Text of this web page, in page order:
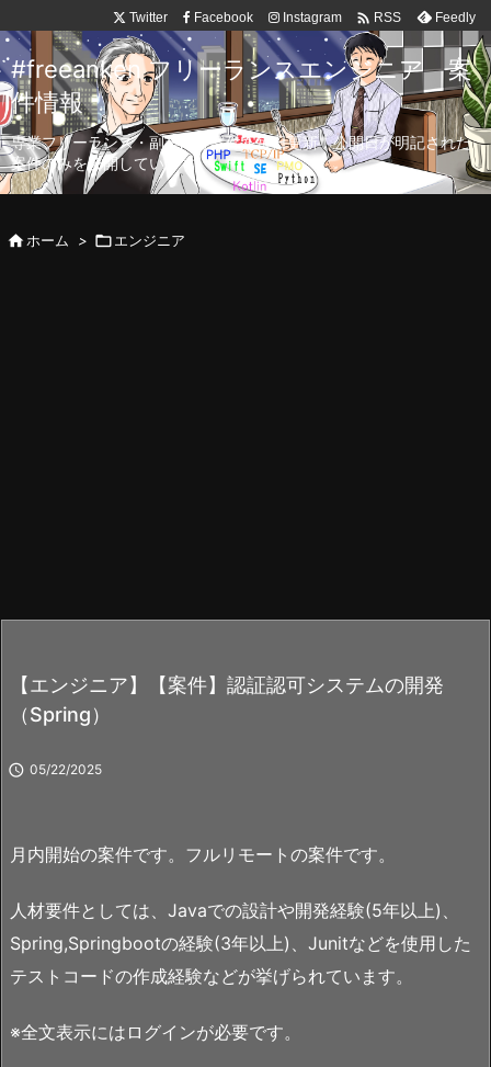
Twitter Facebook Instagram  RSS Feedly
#freeanken フリーランスエンジニア 案
件情報
専業フリーランス・副業向け案件を毎日更新！公開日が明記された
案件のみを公開しています。
ホーム > エンジニア
【エンジニア】【案件】認証認可システムの開発
（Spring）
 05/22/2025
月内開始の案件です。フルリモートの案件です。
人材要件としては、Javaでの設計や開発経験(5年以上)、
Spring,Springbootの経験(3年以上)、Junitなどを使用した
テストコードの作成経験などが挙げられています。
※全文表示にはログインが必要です。